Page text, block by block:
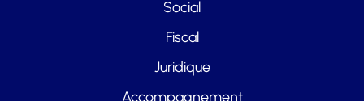
Social
Fiscal
Juridique
Accompagnement